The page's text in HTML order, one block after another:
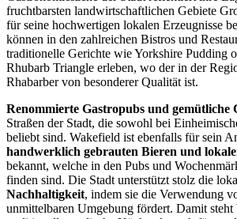
fruchtbarsten landwirtschaftlichen Gebiete
für seine hochwertigen lokalen Erzeugnisse
können in den zahlreichen Bistros und
traditionelle Gerichte wie Yorkshire Pudding
Rhubarb Triangle erleben, wo der in der
Rhabarber von besonderer Qualität ist.
Renommierte Gastropubs und gemütliche
Straßen der Stadt, die sowohl bei
beliebt sind. Wakefield ist ebenfalls für sein
handwerklich gebrauten Bieren und
bekannt, welche in den Pubs und
finden sind. Die Stadt unterstützt stolz die
Nachhaltigkeit, indem sie die Verwendung
unmittelbaren Umgebung fördert. Damit